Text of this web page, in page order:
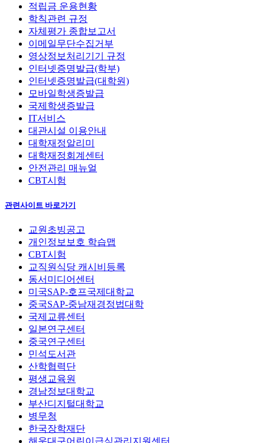
적립금 운용현황
학칙관련 규정
자체평가 종합보고서
이메일무단수집거부
영상정보처리기기 규정
인터넷증명발급(학부)
인터넷증명발급(대학원)
모바일학생증발급
국제학생증발급
IT서비스
대관시설 이용안내
대학재정알리미
대학재정회계센터
안전관리 매뉴얼
CBT시험
관련사이트 바로가기
교원초빙공고
개인정보보호 학습맵
CBT시험
교직원식당 캐시비등록
동서미디어센터
미국SAP-호프국제대학교
중국SAP-중남재경정법대학
국제교류센터
일본연구센터
중국연구센터
민석도서관
산학협력단
평생교육원
경남정보대학교
부산디지털대학교
병무청
한국장학재단
해운대구어린이급식관리지원센터